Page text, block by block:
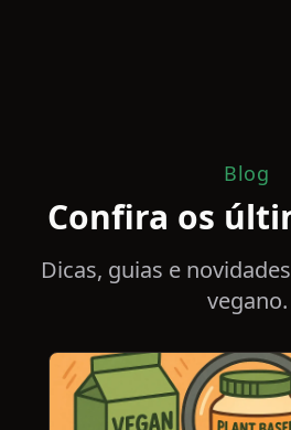
Blog
Confira os
Dicas, guias e
vegano.